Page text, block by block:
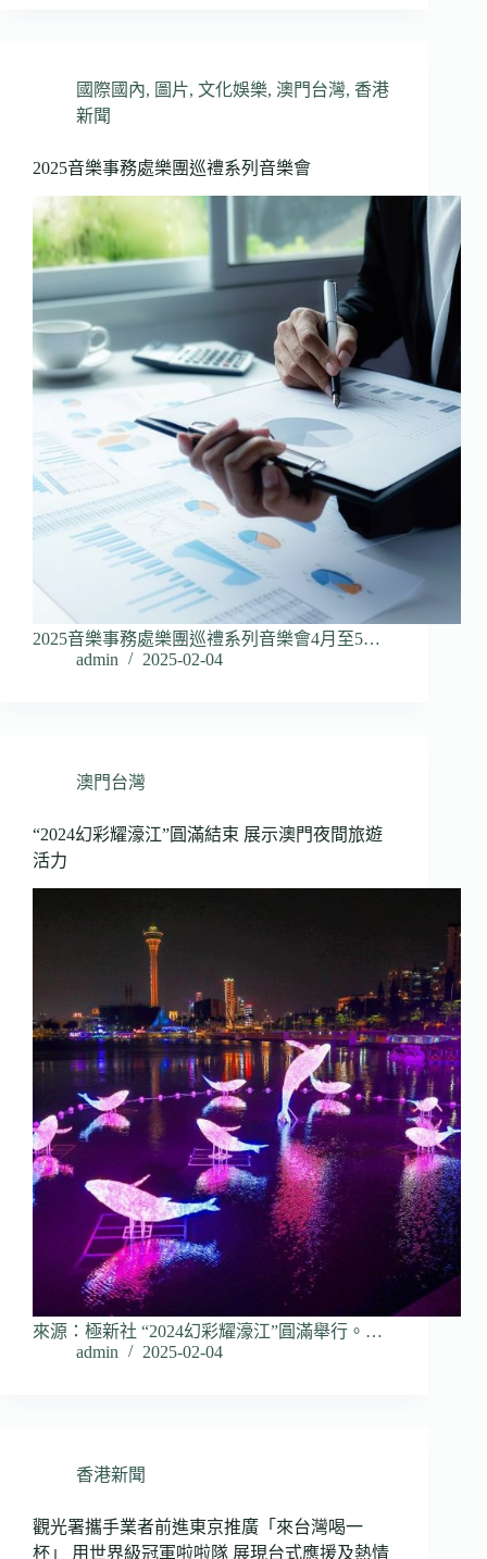
國際國內, 圖片, 文化娛樂, 澳門台灣, 香港
新聞
2025音樂事務處樂團巡禮系列音樂會
2025音樂事務處樂團巡禮系列音樂會4月至5…
admin
2025-02-04
澳門台灣
“2024幻彩耀濠江”圓滿結束 展示澳門夜間旅遊
活力
來源：極新社 “2024幻彩耀濠江”圓滿舉行。…
admin
2025-02-04
香港新聞
觀光署攜手業者前進東京推廣「來台灣喝一
杯」 用世界級冠軍啦啦隊 展現台式應援及熱情